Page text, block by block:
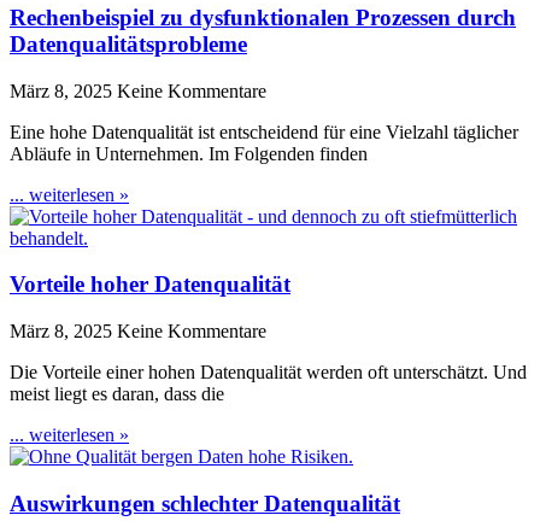
Rechenbeispiel zu dysfunktionalen Prozessen durch
Datenqualitätsprobleme
März 8, 2025 Keine Kommentare
Eine hohe Datenqualität ist entscheidend für eine Vielzahl täglicher
Abläufe in Unternehmen. Im Folgenden finden
... weiterlesen »
Vorteile hoher Datenqualität
März 8, 2025 Keine Kommentare
Die Vorteile einer hohen Datenqualität werden oft unterschätzt. Und
meist liegt es daran, dass die
... weiterlesen »
Auswirkungen schlechter Datenqualität